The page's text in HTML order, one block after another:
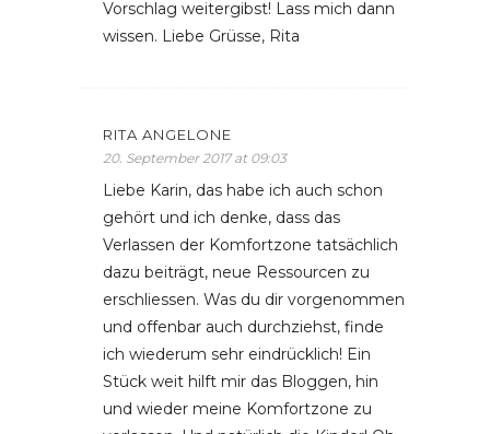
Vorschlag weitergibst! Lass mich dann
wissen. Liebe Grüsse, Rita
RITA ANGELONE
20. September 2017 at 09:03
Liebe Karin, das habe ich auch schon
gehört und ich denke, dass das
Verlassen der Komfortzone tatsächlich
dazu beiträgt, neue Ressourcen zu
erschliessen. Was du dir vorgenommen
und offenbar auch durchziehst, finde
ich wiederum sehr eindrücklich! Ein
Stück weit hilft mir das Bloggen, hin
und wieder meine Komfortzone zu